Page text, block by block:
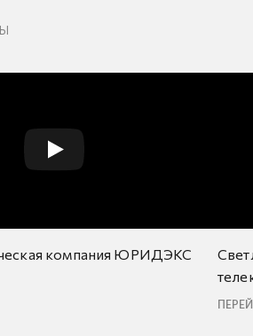
компания ЮРИДЭКС